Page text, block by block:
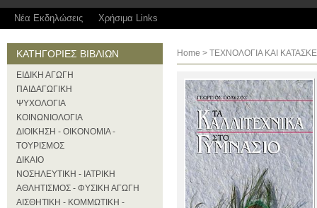
Νέα Eκδηλώσεις Χρήσιμα Links
ΚΑΤΗΓΟΡΙΕΣ ΒΙΒΛΙΩΝ
ΕΙΔΙΚΗ ΑΓΩΓΗ
ΠΑΙΔΑΓΩΓΙΚΗ
ΨΥΧΟΛΟΓΙΑ
ΚΟΙΝΩΝΙΟΛΟΓΙΑ
ΔΙΟΙΚΗΣΗ - ΟΙΚΟΝΟΜΙΑ -
ΤΟΥΡΙΣΜΟΣ
ΔΙΚΑΙΟ
ΝΟΣΗΛΕΥΤΙΚΗ - ΙΑΤΡΙΚΗ
ΑΘΛΗΤΙΣΜΟΣ - ΦΥΣΙΚΗ ΑΓΩΓΗ
ΑΙΣΘΗΤΙΚΗ - ΚΟΜΜΩΤΙΚΗ -
Home > ΤΕΧΝΟΛΟΓΙΑ ΚΑΙ